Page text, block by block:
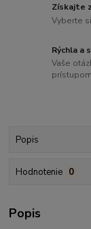
Získajte
Vyberte
Rýchla a
Vaše
prístupom
Popis
Hodnotenie 0
Popis